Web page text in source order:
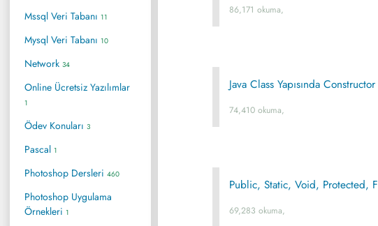
Mssql Veri Tabanı 11
Mysql Veri Tabanı 10
Network 34
Online Ücretsiz Yazılımlar
1
Ödev Konuları 3
Pascal 1
Photoshop Dersleri 460
Photoshop Uygulama
Örnekleri 1
86,171 okuma,
Java Class Yapısında
74,410 okuma,
Public, Static, Void, Protected,
69,283 okuma,